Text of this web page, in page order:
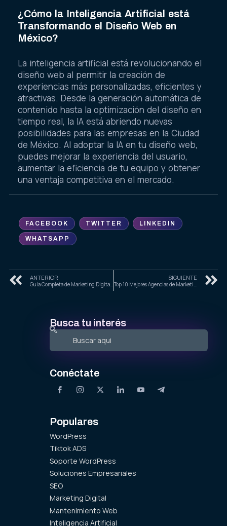
¿Cómo la Inteligencia Artificial está
Transformando el Diseño Web en
México?
La inteligencia artificial está revolucionando el
diseño web al permitir la creación de
experiencias más personalizadas, eficientes y
atractivas. Desde la generación automática de
contenido hasta la optimización del diseño en
tiempo real, la IA está abriendo nuevas
posibilidades para las empresas en la Ciudad
de México. Al adoptar la IA en tu diseño web,
puedes mejorar la experiencia del usuario,
aumentar la eficiencia de tu equipo y obtener
una ventaja competitiva en el mercado.
FACEBOOK TWITTER LINKEDIN
WHATSAPP
ANTERIOR
Guía Completa de Marketing Digital para PyMEs en Uruapan, Michoacán
SIGUIENTE
Top 10 Mejores Agencias de Marketing Digital en Uruapan, Michoacán
Busca tu interés
Conéctate
Populares
WordPress
Tiktok ADS
Soporte WordPress
Soluciones Empresariales
SEO
Marketing Digital
Mantenimiento Web
Inteligencia Artificial